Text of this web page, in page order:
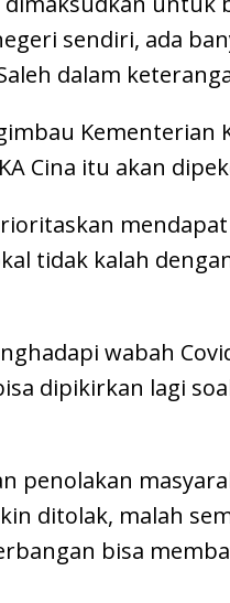
sendiri, ada
dalam
Kementerian
Cina itu akan
tidak kalah
wabah
dipikirkan lagi
penolakan
ditolak, malah
bisa